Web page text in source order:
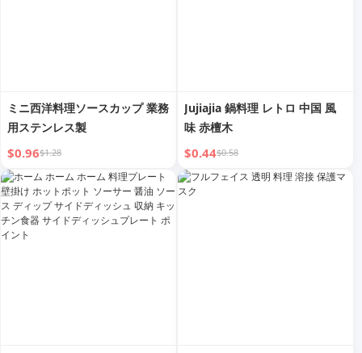
ミニ西洋料理ソースカップ 業務
用ステンレス製
$0.96$1.28
Jujiajia 鍋料理 レトロ 中国 風
味 赤檀木
$0.44$0.58